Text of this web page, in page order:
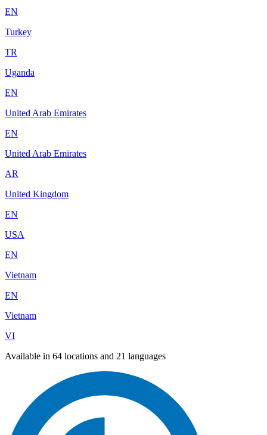
EN
Turkey
TR
Uganda
EN
United Arab Emirates
EN
United Arab Emirates
AR
United Kingdom
EN
USA
EN
Vietnam
EN
Vietnam
VI
Available in 64 locations and 21 languages